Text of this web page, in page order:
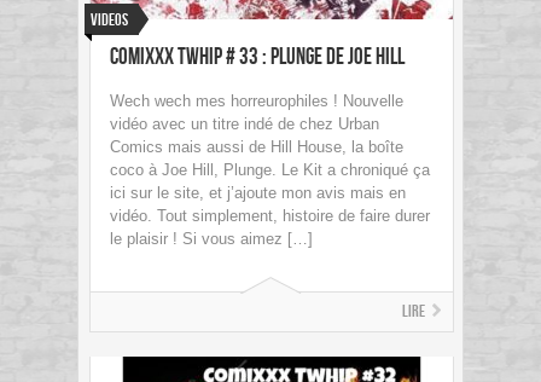
Videos
Comixxx Twhip # 33 : PLUNGE de Joe Hill
Wech wech mes horreurophiles ! Nouvelle
vidéo avec un titre indé de chez Urban
Comics mais aussi de Hill House, la boîte
coco à Joe Hill, Plunge. Le Kit a chroniqué ça
ici sur le site, et j’ajoute mon avis mais en
vidéo. Tout simplement, histoire de faire durer
le plaisir ! Si vous aimez […]
Lire